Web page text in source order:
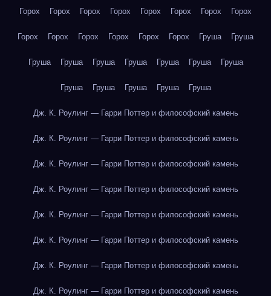
Горох Горох Горох Горох Горох Горох Горох Горох
Горох Горох Горох Горох Горох Горох Груша Груша
Груша Груша Груша Груша Груша Груша Груша
Груша Груша Груша Груша Груша
Дж. К. Роулинг — Гарри Поттер и философский камень
Дж. К. Роулинг — Гарри Поттер и философский камень
Дж. К. Роулинг — Гарри Поттер и философский камень
Дж. К. Роулинг — Гарри Поттер и философский камень
Дж. К. Роулинг — Гарри Поттер и философский камень
Дж. К. Роулинг — Гарри Поттер и философский камень
Дж. К. Роулинг — Гарри Поттер и философский камень
Дж. К. Роулинг — Гарри Поттер и философский камень